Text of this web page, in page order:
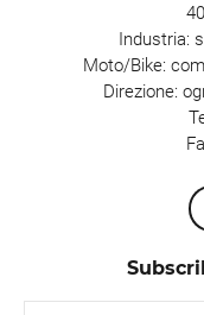
Industria:
Moto/Bike:
Direzione: